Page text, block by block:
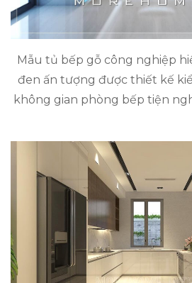
Mẫu tủ bếp gỗ công nghiệp
đen ấn tượng được thiết kế
không gian phòng bếp tiện